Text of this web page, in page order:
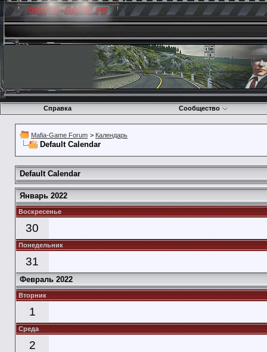
Справка Сообщество
Mafia-Game Forum > Календарь
Default Calendar
Default Calendar
Январь 2022
Воскресенье
30
Понедельник
31
Февраль 2022
Вторник
1
Среда
2